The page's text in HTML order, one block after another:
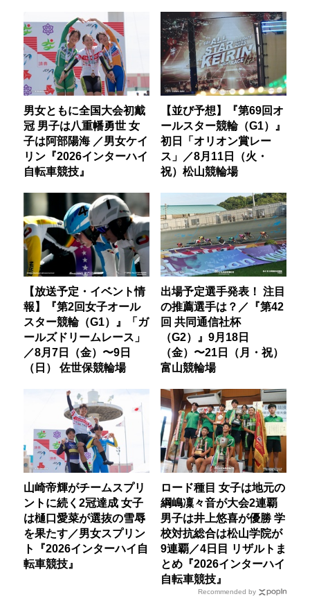
男女ともに全国大会初戴
冠 男子は八重幡勇世 女
子は阿部陽海 ／男女ケイ
リン『2026インターハイ
自転車競技』
【並び予想】『第69回オ
ールスター競輪（G1）』
初日「オリオン賞レー
ス」／8月11日（火・
祝）松山競輪場
【放送予定・イベント情
報】『第2回女子オール
スター競輪（G1）』「ガ
ールズドリームレース」
／8月7日（金）〜9日
（日） 佐世保競輪場
出場予定選手発表！ 注目
の推薦選手は？／『第42
回 共同通信社杯
（G2）』9月18日
（金）〜21日（月・祝）
富山競輪場
山崎帝輝がチームスプリ
ントに続く2冠達成 女子
は樋口愛菜が選抜の雪辱
を果たす／男女スプリン
ト『2026インターハイ自
転車競技』
ロード種目 女子は地元の
綱嶋凜々音が大会2連覇
男子は井上悠喜が優勝 学
校対抗総合は松山学院が
9連覇／4日目 リザルトま
とめ『2026インターハイ
自転車競技』
Recommended by